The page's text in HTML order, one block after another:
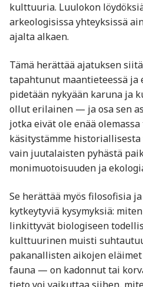
kulttuuria. Luulokon
arkeologisissa yhteyksissä
ajalta alkaen.
Tämä herättää ajatuksen
tapahtunut maantieteessä ja
pidetään nykyään karuna ja
ollut erilainen — ja osa sen
jotka eivät ole enää
käsitystämme historiallisesta
vain juutalaisten pyhästä
monimuotoisuuden ja
Se herättää myös filosofisia
kytkeytyviä kysymyksiä:
linkittyvät biologiseen
kulttuurinen muisti
pakanallisten aikojen
fauna — on kadonnut tai